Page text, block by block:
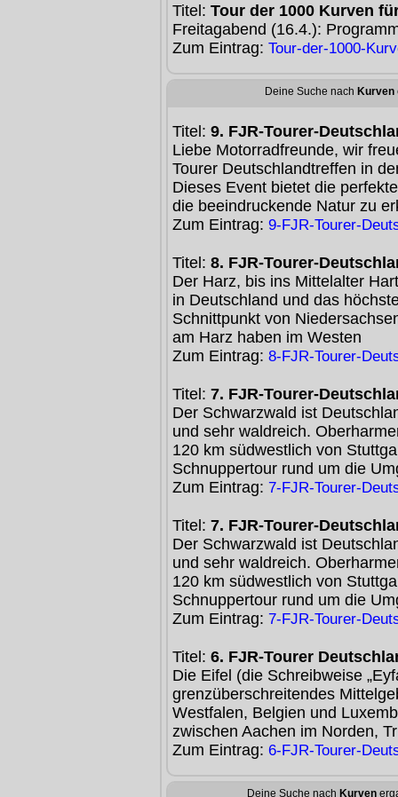
Titel: Tour der 1000 Kurven
Freitagabend (16.4.):
Zum Eintrag: Tour-der-1000-
Deine Suche nach Kurven
Titel: 9. FJR-Tourer-
Liebe Motorradfreunde, wir
Tourer Deutschlandtreffen in
Dieses Event bietet die
die beeindruckende Natur zu
Zum Eintrag: 9-FJR-Tourer-
Titel: 8. FJR-Tourer-
Der Harz, bis ins Mittelalter
in Deutschland und das
Schnittpunkt von
am Harz haben im Westen
Zum Eintrag: 8-FJR-Tourer-
Titel: 7. FJR-Tourer-
Der Schwarzwald ist
und sehr waldreich.
120 km südwestlich von
Schnuppertour rund um die
Zum Eintrag: 7-FJR-Tourer-
Titel: 7. FJR-Tourer-
Der Schwarzwald ist
und sehr waldreich.
120 km südwestlich von
Schnuppertour rund um die
Zum Eintrag: 7-FJR-Tourer-
Titel: 6. FJR-Tourer
Die Eifel (die Schreibweise
grenzüberschreitendes
Westfalen, Belgien und
zwischen Aachen im Norden,
Zum Eintrag: 6-FJR-Tourer-
Deine Suche nachKurven